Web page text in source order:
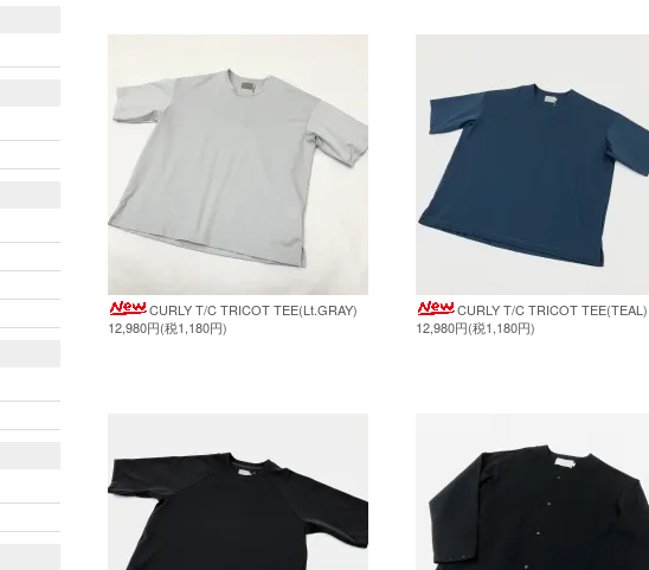
CURLY T/C TRICOT TEE(Lt.GRAY)
12,980円(税1,180円)
CURLY T/C TRICOT TEE(TEAL)
12,980円(税1,180円)